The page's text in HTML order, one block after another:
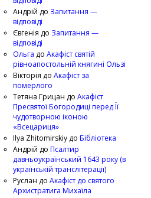
Андрій до Запитання —
відповіді
Євгенія до Запитання —
відповіді
Ольга до Акафіст святій
рівноапостольній княгині Ользі
Вікторія до Акафіст за
померлого
Тетяна Грицан до Акафіст
Пресвятої Богородиці перед Її
чудотворною іконою
«Всецариця»
Ilya Zhitomirskiy до Бібліотека
Андрій до Псалтир
давньоукраїнський 1643 року (в
українській транслітерації)
Руслан до Акафіст до святого
Архистратига Михаїла